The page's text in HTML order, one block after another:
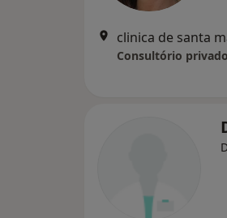
Consultório privado